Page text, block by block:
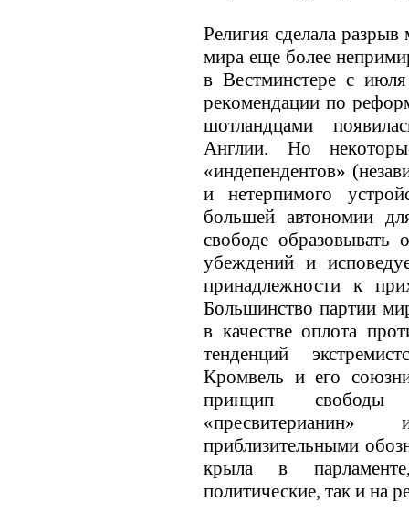
Религия сделала
мира еще более
в Вестминстере с
рекoмендации по
шотландцами
Англии. Но
«индепендентов»
и нетерпимого
большей автономии
свободе
убеждений и
принадлежности к
Большинство партии
в качестве оплота
тенденций
Кромвель и его
принцип свободы
приблизительными
крыла в
политические, так и на